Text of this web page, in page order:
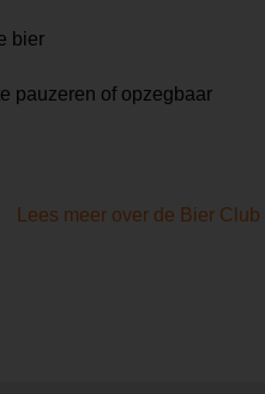
bier
pauzeren of opzegbaar
Lees meer over de Bier Club